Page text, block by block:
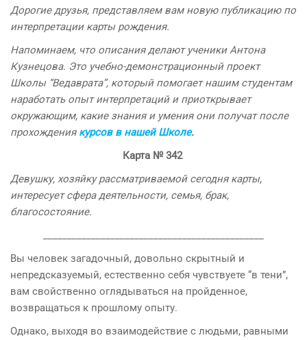
Дорогие друзья, представляем вам новую публикацию по
интерпретации карты рождения.
Напоминаем, что описания делают ученики Антона
Кузнецова. Это учебно-демонстрационный проект
Школы “Ведаврата”, который помогает нашим студентам
наработать опыт интерпретаций и приоткрывает
окружающим, какие знания и умения они получат после
прохождения курсов в нашей Школе.
Карта № 342
Девушку, хозяйку рассматриваемой сегодня карты,
интересует сфера деятельности, семья, брак,
благосостояние.
Вы человек загадочный, довольно скрытный и
непредсказуемый, естественно себя чувствуете “в тени”,
вам свойственно оглядываться на пройденное,
возвращаться к прошлому опыту.
Однако, выходя во взаимодействие с людьми, равными